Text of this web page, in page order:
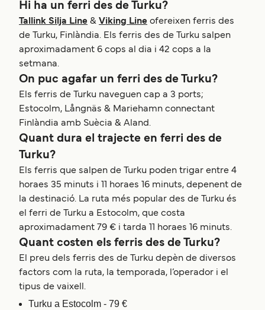
Hi ha un ferri des de Turku?
Tallink Silja Line & Viking Line ofereixen ferris des
de Turku, Finlàndia. Els ferris des de Turku salpen
aproximadament 6 cops al dia i 42 cops a la
setmana.
On puc agafar un ferri des de Turku?
Els ferris de Turku naveguen cap a 3 ports;
Estocolm, Långnäs & Mariehamn connectant
Finlàndia amb Suècia & Aland.
Quant dura el trajecte en ferri des de
Turku?
Els ferris que salpen de Turku poden trigar entre 4
horaes 35 minuts i 11 horaes 16 minuts, depenent de
la destinació. La ruta més popular des de Turku és
el ferri de Turku a Estocolm, que costa
aproximadament 79 € i tarda 11 horaes 16 minuts.
Quant costen els ferris des de Turku?
El preu dels ferris des de Turku depèn de diversos
factors com la ruta, la temporada, l’operador i el
tipus de vaixell.
Turku a Estocolm - 79 €